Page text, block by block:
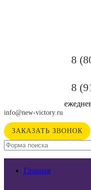
8
8
info@new-victory.ru
ЗАКАЗАТЬ ЗВОНОК
Главная